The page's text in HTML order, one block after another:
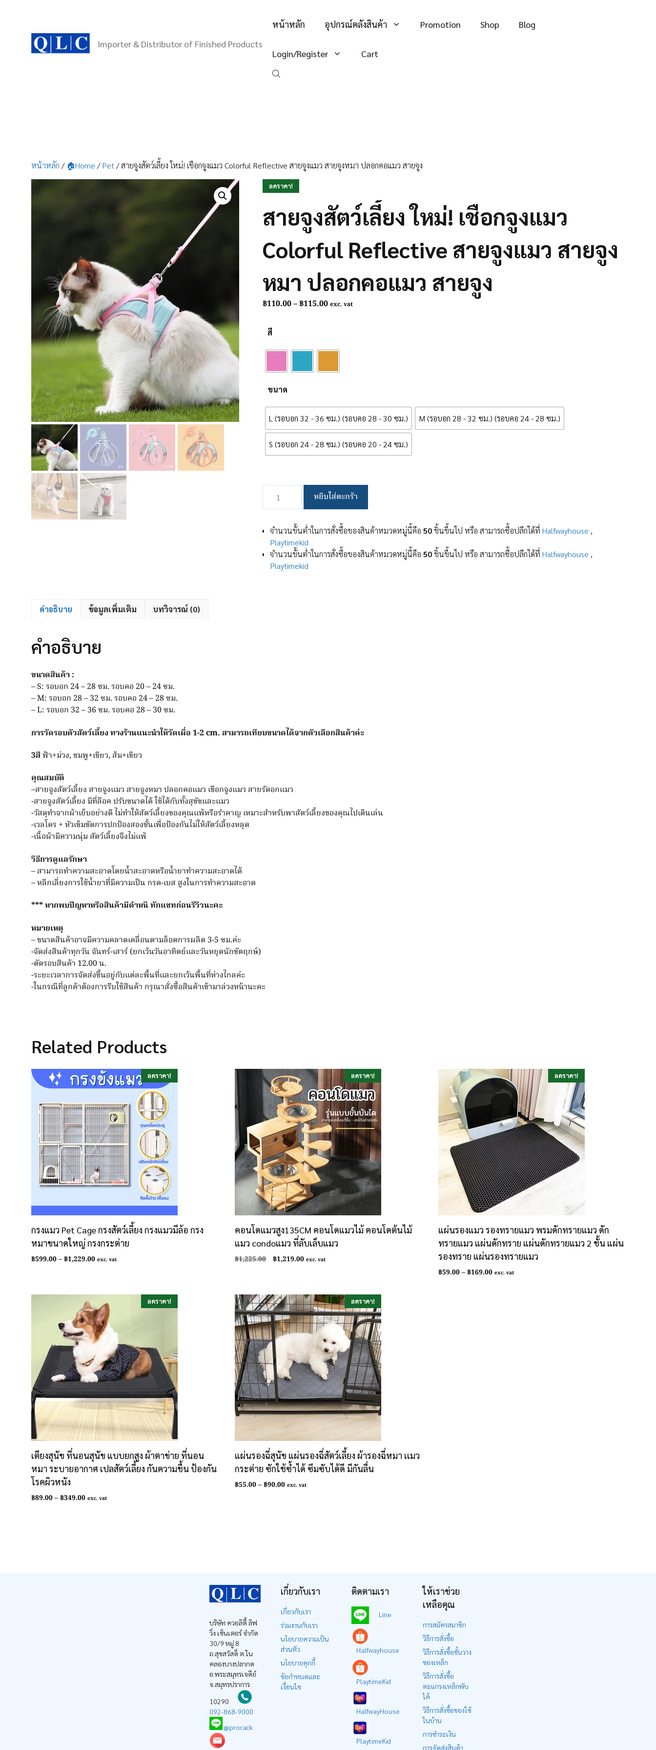
Importer & Distributor of Finished Products
หน้าหลัก อุปกรณ์คลังสินค้า Promotion Shop Blog
Login/Register Cart
หน้าหลัก / 🏠Home /Pet/ สายจูงสัตว์เลี้ยง ใหม่! เชือกจูงแมว Colorful Reflective สายจูงแมว สายจูงหมา ปลอกคอแมว สายจูง
ลดราคา!
สายจูงสัตว์เลี้ยง ใหม่! เชือกจูงแมว
Colorful Reflective สายจูงแมว สายจูง
หมา ปลอกคอแมว สายจูง
฿110.00–฿115.00Price
฿115.00
exc. vat
สี
ขนาด
L (รอบอก 32 - 36 ซม.) (รอบคอ 28 - 30 ซม.) M (รอบอก 28 - 32 ซม.) (รอบคอ 24 - 28 ซม.)
S (รอบอก 24 - 28 ซม.) (รอบคอ 20 - 24 ซม.)
สัตว์
เลี้ยง
ใหม่!
เชือก
ชิ้น
หยิบใส่ตะกร้า
จำนวนขั้นต่ำในการสั่งซื้อของสินค้าหมวดหมู่นี้คือ50 ชิ้นขึ้นไป หรือ สามารถซื้อปลีกได้ที่Halfwayhouse ,
Playtimekid
จำนวนขั้นต่ำในการสั่งซื้อของสินค้าหมวดหมู่นี้คือ50 ชิ้นขึ้นไป หรือ สามารถซื้อปลีกได้ที่Halfwayhouse ,
Playtimekid
คำอธิบาย ข้อมูลเพิ่มเติม บทวิจารณ์ (0)
คำอธิบาย
ขนาดสินค้า :
– S: รอบอก 24 – 28 ซม. รอบคอ 20 – 24 ซม.
– M: รอบอก 28 – 32 ซม. รอบคอ 24 – 28 ซม.
– L: รอบอก 32 – 36 ซม. รอบคอ 28 – 30 ซม.
การวัดรอบตัวสัตว์เลี้ยง ทางร้านแนะนำให้วัดเผื่อ 1-2 cm. สามารถเทียบขนาดได้จากตัวเลือกสินค้าค่ะ
3สีฟ้า+ม่วง, ชมพู+เขียว, ส้ม+เขียว
คุณสมบัติ
–สายจูงสัตว์เลี้ยง สายจูงแมว สายจูงหมา ปลอกคอแมว เชือกจูงแมว สายรัดอกแมว
-สายจูงสัตว์เลี้ยง มีที่ล๊อค ปรับขนาดได้ ใช้ได้กับทั้งสุขัขและแมว
-วัสดุทำจากผ้าเย็บอย่างดี ไม่ทำให้สัตว์เลี้ยงของคุณแพ้หรือรำคาญ เหมาะสำหรับพาสัตว์เลี้ยงของคุณไปเดินเล่น
-เวลโคร + หัวเข็มขัดการปกป้องสองชั้นเพื่อป้องกันไม่ให้สัตว์เลี้ยงหลุด
-เนื้อผ้ามีความนุ่ม สัตว์เลี้ยงจึงไม่แพ้
วิธีการดูแลรักษา
– สามารถทำความสะอาดโดยน้ำสะอาดหรือน้ำยาทำความสะอาดได้
– หลีกเลี่ยงการใช้น้ำยาที่มีความเป็น กรด-เบส สูงในการทำความสะอาด
*** หากพบปัญหาหรือสินค้ามีตำหนิ ทักแชทก่อนรีวิวนะคะ
หมายเหตุ
– ขนาดสินค้าอาจมีความคลาดเคลื่อนตามล็อตการผลิต 3-5 ซม.ค่ะ
-จัดส่งสินค้าทุกวัน จันทร์-เสาร์ (ยกเว้นวันอาทิตย์และวันหยุดนักขัตฤกษ์)
-ตัดรอบสินค้า 12.00 น.
-ระยะเวลาการจัดส่งขึ้นอยู่กับแต่ละพื้นที่และยกเว้นพื้นที่ห่างไกลค่ะ
-ในกรณีที่ลูกค้าต้องการรีบใช้สินค้า กรุณาสั่งซื้อสินค้าเข้ามาล่วงหน้านะคะ
Related Products
ลดราคา!
กรงแมว Pet Cage กรงสัตว์เลี้ยง กรงแมวมีล้อ กรง
หมาขนาดใหญ่ กรงกระต่าย
฿599.00–฿1,229.00Price
฿1,229.00
exc. vat
ลดราคา!
คอนโดแมวสูง135CM คอนโดแมวไม้ คอนโดต้นไม้
แมว condoแมว ที่ลับเล็บแมว
฿1,225.00
Original
฿1,219.00Current
exc. vat
ลดราคา!
แผ่นรองแมว รองทรายแมว พรมดักทรายแมว ดัก
ทรายแมว แผ่นดักทราย แผ่นดักทรายแมว 2 ชั้น แผ่น
รองทราย แผ่นรองทรายแมว
฿59.00–฿169.00Price
exc. vat
ลดราคา!
เตียงสุนัข ที่นอนสุนัข แบบยกสูง ผ้าตาข่าย ที่นอน
หมา ระบายอากาศ เปลสัตว์เลี้ยง กันความชื้น ป้องกัน
โรคผิวหนัง
฿89.00–฿349.00Price
exc. vat
ลดราคา!
แผ่นรองฉี่สุนัข แผ่นรองฉี่สัตว์เลี้ยง ผ้ารองฉี่หมา เเมว
กระต่าย ซักใช้ซ้ำได้ ซึมซับได้ดี มีกันลื่น
฿55.00–฿90.00Price
exc. vat
บริษัท ควอลิตี้ ลิฟ
วิ่ง เซ็นเตอร์ จำกัด
30/9 หมู่ 8
ถ.สุขสวัสดิ์ ต.ใน
คลองบางปลากด
อ.พระสมุทรเจดีย์
จ.สมุทรปราการ
10290
092-868-9000
@prorack
เกี่ยวกับเรา
เกี่ยวกับเรา
ร่วมงานกับเรา
นโยบายความเป็น
ส่วนตัว
นโยบายคุกกี้
ข้อกำหนดและ
เงื่อนไข
ติดตามเรา
Line
Halfwayhouse
PlaytimeKid
HalfwayHouse
PlaytimeKid
ให้เราช่วย
เหลือคุณ
การสมัครสมาชิก
วิธีการสั่งซื้อ
วิธีการสั่งซื้อชั้นวาง
ของเหล็ก
วิธีการสั่งซื้อ
ตะแกรงเหล็กพับ
ได้
วิธีการสั่งซื้อของใช้
ในบ้าน
การชำระเงิน
การจัดส่งสินค้า